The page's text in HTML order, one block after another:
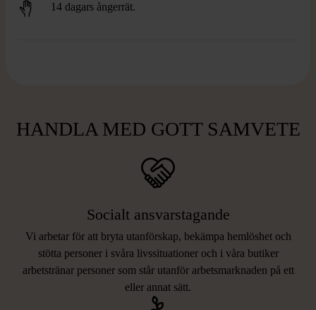
14 dagars ångerrät.
HANDLA MED GOTT SAMVETE
Socialt ansvarstagande
Vi arbetar för att bryta utanförskap, bekämpa hemlöshet och
stötta personer i svåra livssituationer och i våra butiker
arbetstränar personer som står utanför arbetsmarknaden på ett
eller annat sätt.